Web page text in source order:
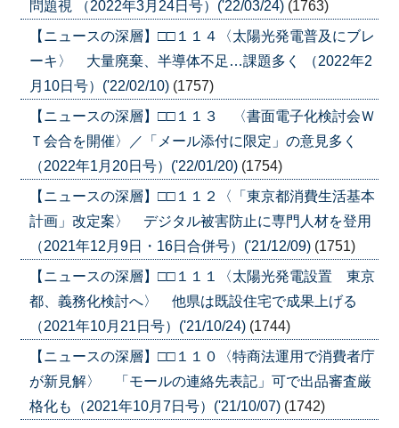
問題視 （2022年3月24日号）('22/03/24) (1763)
【ニュースの深層】□□１１４〈太陽光発電普及にブレ
ーキ〉 大量廃棄、半導体不足…課題多く （2022年2
月10日号）('22/02/10) (1757)
【ニュースの深層】□□１１３ 〈書面電子化検討会Ｗ
Ｔ会合を開催〉／「メール添付に限定」の意見多く
（2022年1月20日号）('22/01/20) (1754)
【ニュースの深層】□□１１２〈「東京都消費生活基本
計画」改定案〉 デジタル被害防止に専門人材を登用
（2021年12月9日・16日合併号）('21/12/09) (1751)
【ニュースの深層】□□１１１〈太陽光発電設置 東京
都、義務化検討へ〉 他県は既設住宅で成果上げる
（2021年10月21日号）('21/10/24) (1744)
【ニュースの深層】□□１１０〈特商法運用で消費者庁
が新見解〉 「モールの連絡先表記」可で出品審査厳
格化も（2021年10月7日号）('21/10/07) (1742)